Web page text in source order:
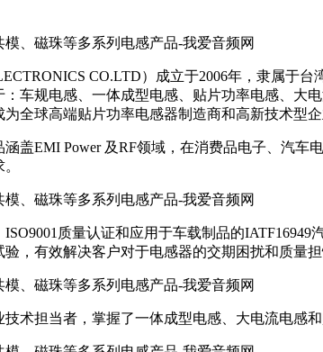
CO.LTD）成立于2006年，隶属于
车规电感、一体成型电感、贴片功率电感、
全球高端贴片功率电感器制造商和高新技术型企
盖EMI Power 及RF领域，在消费品电子、汽
质量认证和应用于车载制品的
，有效解决客户对于电感器的交期困扰和质量担
术担当者，掌握了一体成型电感、大电流电感